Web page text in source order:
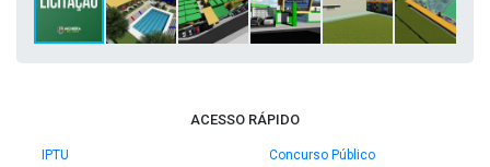
ACESSO RÁPIDO
IPTU
Concurso Público